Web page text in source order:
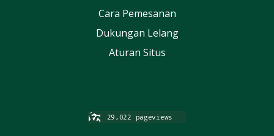
Cara Pemesanan
Dukungan Lelang
Aturan Situs